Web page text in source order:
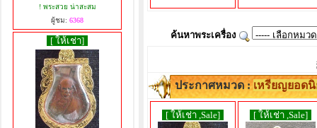
! พระสวย น่าสะสม
ผู้ชม: 6368
[ ให้เช่า]
ค้นหาพระเครื่อง
ประกาศหมวด :เหรียญยอด
[ ให้เช่า ,Sale] [ ให้เช่า ,Sale]